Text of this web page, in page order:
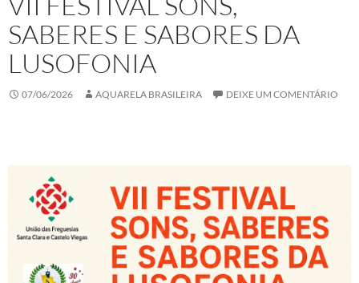
SABERES E SABORES DA
LUSOFONIA
07/06/2026 AQUARELA BRASILEIRA DEIXE UM COMENTÁRIO